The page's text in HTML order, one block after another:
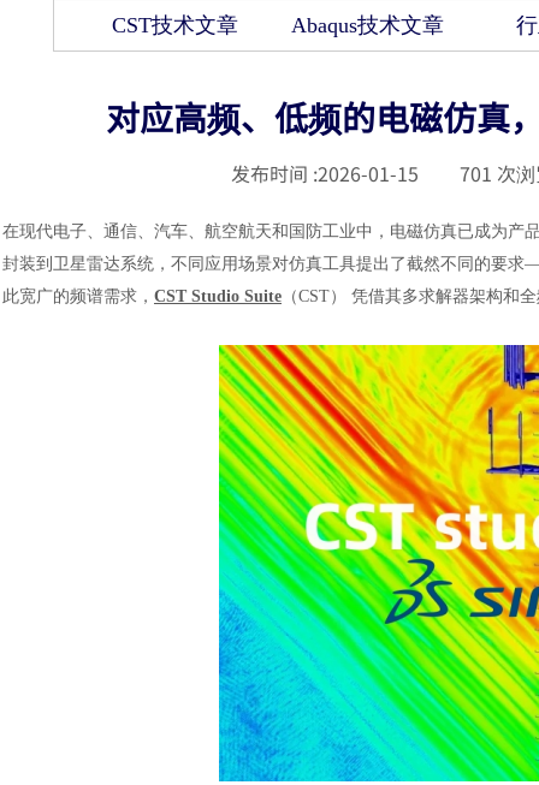
CST技术文章 Abaqus技术文章
对应高频、低频的电磁仿真
发布时间 :2026-01-15 701 次
在现代电子、通信、汽车、航空航天和国防工业中，电磁仿真已成为
封装到卫星雷达系统，不同应用场景对仿真工具提出了截然不同的要
此宽广的频谱需求， CST Studio Suite （CST） 凭借其多求解器架构和